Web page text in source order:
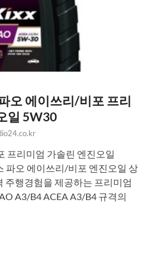
오 에이쓰리/비포 프리
일 5W30
프리미엄 가솔린 엔진오일
파오 에이쓰리/비포 엔진오일 상
주행경험을 제공하는 프리미엄
A3/B4 ACEA A3/B4 규격의